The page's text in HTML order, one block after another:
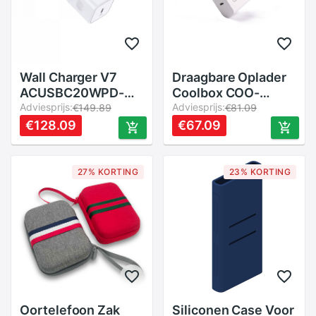
Wall Charger V7
ACUSBC20WPD-
BDL-1E
Adviesprijs:€149.89
€128.09
Draagbare Oplader
Coolbox COO-
CUAC-20P Wit 20 W
Adviesprijs:€81.09
€67.09
27% KORTING
Oortelefoon Zak
23% KORTING
Siliconen Case Voor